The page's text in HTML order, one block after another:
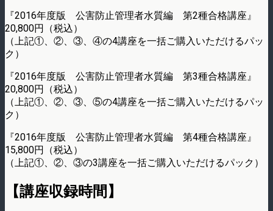
『2016年度版 公害防止管理者水質編 第2種合格講座』
20,800円（税込）
（上記①、②、③、④の4講座を一括ご購入いただけるパッ
ク）
『2016年度版 公害防止管理者水質編 第3種合格講座』
20,800円（税込）
（上記①、②、③、⑤の4講座を一括ご購入いただけるパッ
ク）
『2016年度版 公害防止管理者水質編 第4種合格講座』
15,800円（税込）
（上記①、②、③の3講座を一括ご購入いただけるパック）
【講座収録時間】